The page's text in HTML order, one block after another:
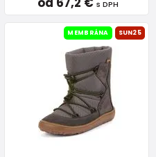
s DPH
MEMBRÁNA SUN25